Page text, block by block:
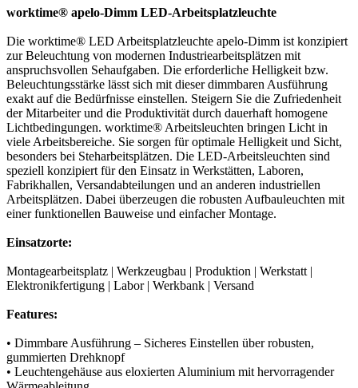
worktime® apelo-Dimm LED-Arbeitsplatzleuchte
Die worktime® LED Arbeitsplatzleuchte apelo-Dimm ist konzipiert
zur Beleuchtung von modernen Industriearbeitsplätzen mit
anspruchsvollen Sehaufgaben. Die erforderliche Helligkeit bzw.
Beleuchtungsstärke lässt sich mit dieser dimmbaren Ausführung
exakt auf die Bedürfnisse einstellen. Steigern Sie die Zufriedenheit
der Mitarbeiter und die Produktivität durch dauerhaft homogene
Lichtbedingungen. worktime® Arbeitsleuchten bringen Licht in
viele Arbeitsbereiche. Sie sorgen für optimale Helligkeit und Sicht,
besonders bei Steharbeitsplätzen. Die LED-Arbeitsleuchten sind
speziell konzipiert für den Einsatz in Werkstätten, Laboren,
Fabrikhallen, Versandabteilungen und an anderen industriellen
Arbeitsplätzen. Dabei überzeugen die robusten Aufbauleuchten mit
einer funktionellen Bauweise und einfacher Montage.
Einsatzorte:
Montagearbeitsplatz | Werkzeugbau | Produktion | Werkstatt |
Elektronikfertigung | Labor | Werkbank | Versand
Features:
• Dimmbare Ausführung – Sicheres Einstellen über robusten,
gummierten Drehknopf
• Leuchtengehäuse aus eloxierten Aluminium mit hervorragender